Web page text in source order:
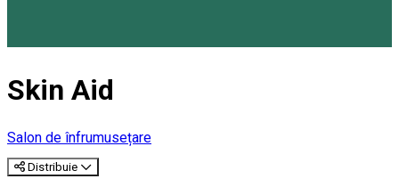
Skin Aid
Salon de înfrumusețare
Distribuie